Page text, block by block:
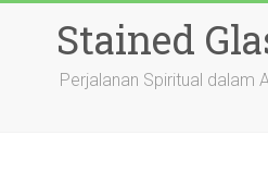
Stained
Perjalanan Spiritual dalam